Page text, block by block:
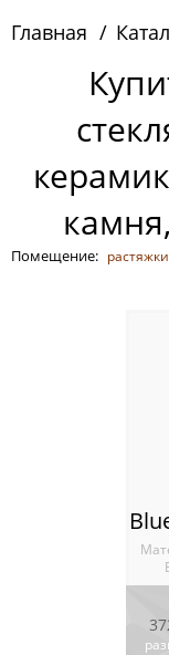
Китай
Россия
Главная
Помещение: